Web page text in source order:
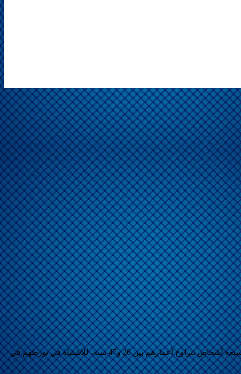
تمكنت الفرقة الجهوية للشرطة القضائية بفاس، بالتنسيق مع المديرية العامة لمراقبة التراب الوطني، يوم الاثنين 17 فبراير، من توقيف سبعة أشخاص تتراوح أعمارهم بين 26 و47 سنة، للاشتباه في تورطهم في